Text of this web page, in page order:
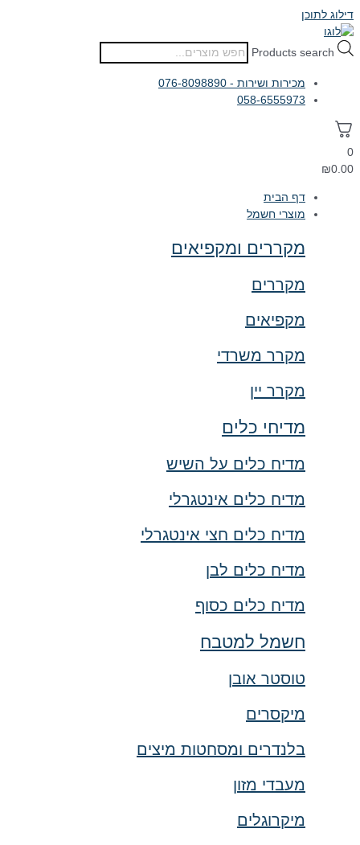
דילוג לתוכן
Products search
מכירות ושירות - 076-8098890
058-6555973
0
₪0.00
דף הבית
מוצרי חשמל
מקררים ומקפיאים
מקררים
מקפיאים
מקרר משרדי
מקרר יין
מדיחי כלים
מדיח כלים על השיש
מדיח כלים אינטגרלי
מדיח כלים חצי אינטגרלי
מדיח כלים לבן
מדיח כלים כסוף
חשמל למטבח
טוסטר אובן
מיקסרים
בלנדרים ומסחטות מיצים
מעבדי מזון
מיקרוגלים